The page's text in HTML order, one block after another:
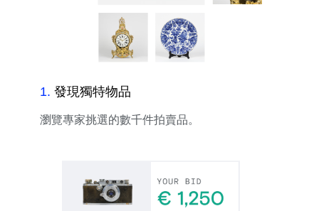
1. 發現獨特物品
瀏覽專家挑選的數千件拍賣品。